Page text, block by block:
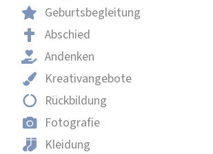
Geburtsbegleitung
Abschied
Andenken
Kreativangebote
Rückbildung
Fotografie
Kleidung